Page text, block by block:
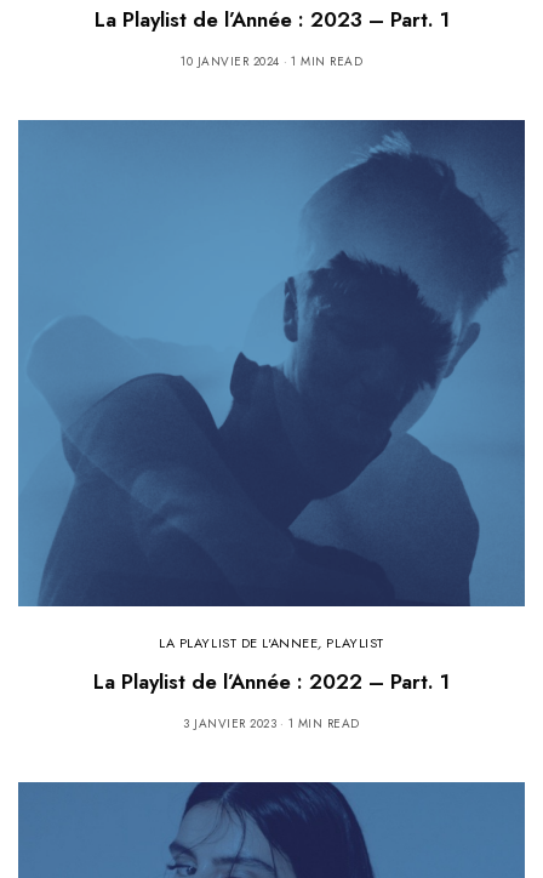
La Playlist de l’Année : 2023 – Part. 1
10 JANVIER 2024 1 MIN READ
LA PLAYLIST DE L'ANNEE, PLAYLIST
La Playlist de l’Année : 2022 – Part. 1
3 JANVIER 2023 1 MIN READ